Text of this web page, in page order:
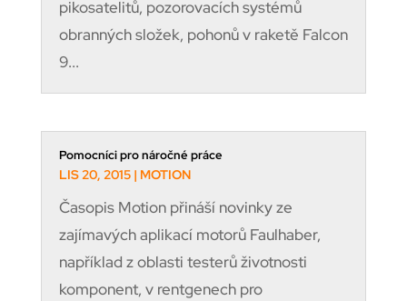
pikosatelitů, pozorovacích systémů
obranných složek, pohonů v raketě Falcon
9...
Pomocníci pro náročné práce
LIS 20, 2015| MOTION
Časopis Motion přináší novinky ze
zajímavých aplikací motorů Faulhaber,
například z oblasti testerů životnosti
komponent, v rentgenech pro